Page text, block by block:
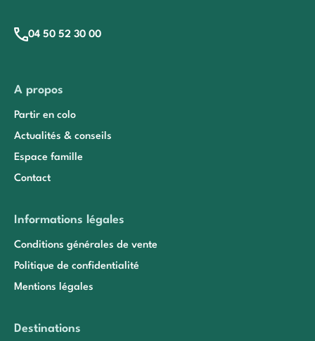
04 50 52 30 00
A propos
Partir en colo
Actualités & conseils
Espace famille
Contact
Informations légales
Conditions générales de vente
Politique de confidentialité
Mentions légales
Destinations